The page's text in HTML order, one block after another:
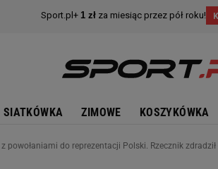
SIATKÓWKA ZIMOWE KOSZYKÓWKA
powołaniami do reprezentacji Polski. Rzecznik zdradził